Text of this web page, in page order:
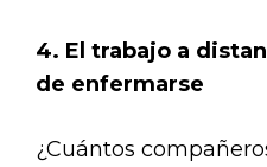
4. El trabajo a
de enfermarse
¿Cuántos